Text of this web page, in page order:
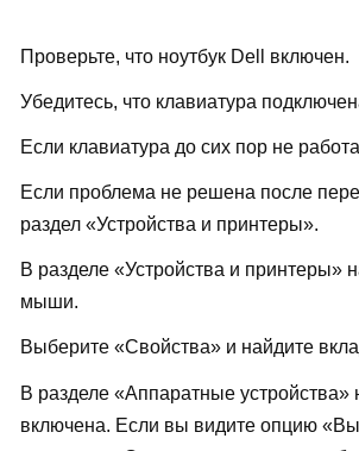
Проверьте, что ноутбук Dell включен.
Убедитесь, что клавиатура
Если клавиатура до сих пор не
Если проблема не решена после
раздел «Устройства и принтеры».
В разделе «Устройства и принтеры»
мыши.
Выберите «Свойства» и найдите
В разделе «Аппаратные устройства»
включена. Если вы видите опцию